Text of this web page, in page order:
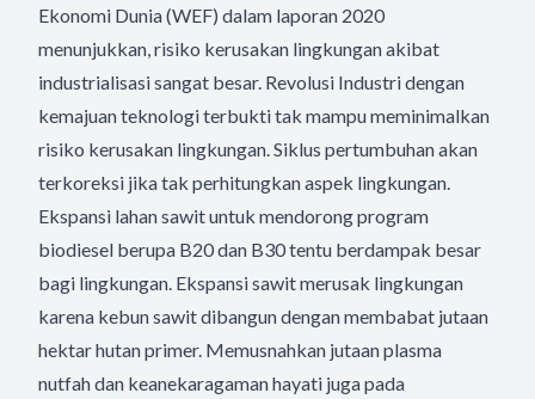
Ekonomi Dunia (WEF) dalam laporan 2020
menunjukkan, risiko kerusakan lingkungan akibat
industrialisasi sangat besar. Revolusi Industri dengan
kemajuan teknologi terbukti tak mampu meminimalkan
risiko kerusakan lingkungan. Siklus pertumbuhan akan
terkoreksi jika tak perhitungkan aspek lingkungan.
Ekspansi lahan sawit untuk mendorong program
biodiesel berupa B20 dan B30 tentu berdampak besar
bagi lingkungan. Ekspansi sawit merusak lingkungan
karena kebun sawit dibangun dengan membabat jutaan
hektar hutan primer. Memusnahkan jutaan plasma
nutfah dan keanekaragaman hayati juga pada